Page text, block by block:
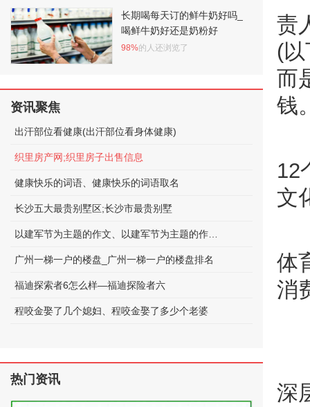
责
(
而
钱
12
文
体
消
深
长期喝每天订的鲜牛奶好吗_
喝鲜牛奶好还是奶粉好
98%的人还浏览了
资讯聚焦
出汗部位看健康(出汗部位看身体健康)
织里房产网;织里房子出售信息
健康快乐的词语、健康快乐的词语取名
长沙五大最贵别墅区;长沙市最贵别墅
广州一梯一户的楼盘_广州一梯一户的楼盘排名
福迪探索者6怎么样—福迪探险者六
程咬金娶了几个媳妇、程咬金娶了多少个老婆
热门资讯